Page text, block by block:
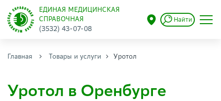
ЕДИНАЯ МЕДИЦИНСКАЯ
СПРАВОЧНАЯ
(3532) 43-07-08
Найти
Главная Товары и услуги Уротол
Уротол в Оренбурге